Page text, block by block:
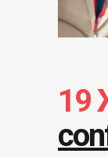
19